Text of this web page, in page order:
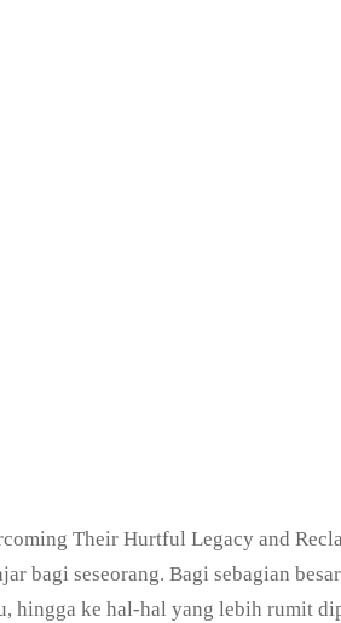
Their Hurtful Legacy and
bagi seseorang. Bagi sebagian
hingga ke hal-hal yang lebih rumit